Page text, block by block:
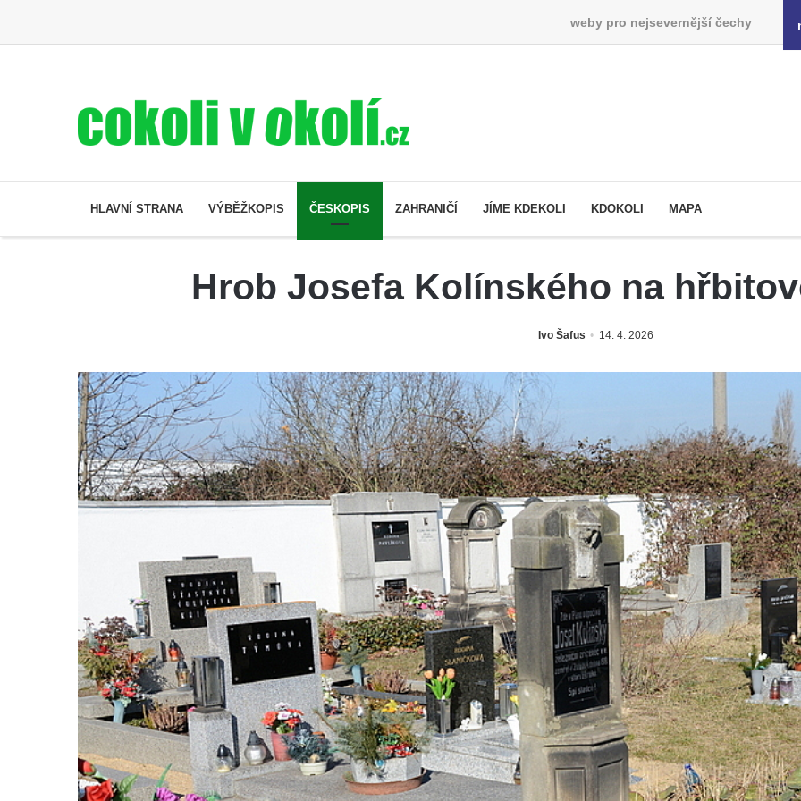
weby pro nejsevernější čechy
HLAVNÍ STRANA VÝBĚŽKOPIS ČESKOPIS ZAHRANIČÍ JÍME KDEKOLI KDOKOLI MAPA
Hrob Josefa Kolínského na
Ivo Šafus 14. 4. 2026